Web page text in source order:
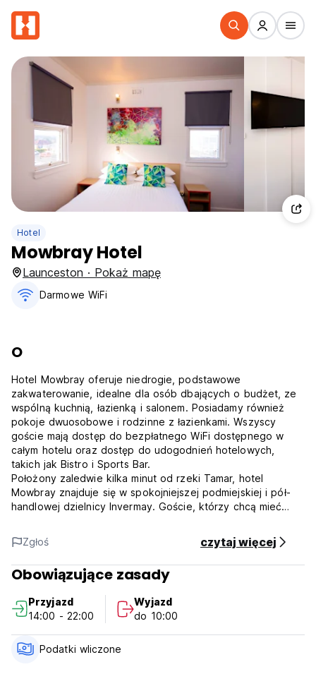
Hotel
Mowbray Hotel
Launceston · Pokaż mapę
Darmowe WiFi
O
Hotel Mowbray oferuje niedrogie, podstawowe
zakwaterowanie, idealne dla osób dbających o budżet, ze
wspólną kuchnią, łazienką i salonem. Posiadamy również
pokoje dwuosobowe i rodzinne z łazienkami. Wszyscy
goście mają dostęp do bezpłatnego WiFi dostępnego w
całym hotelu oraz dostęp do udogodnień hotelowych,
takich jak Bistro i Sports Bar.
Położony zaledwie kilka minut od rzeki Tamar, hotel
Mowbray znajduje się w spokojniejszej podmiejskiej i pół-
handlowej dzielnicy Invermay. Goście, którzy chcą mieć
Launceston, muszą pokonać zaledwie 8 minut jazdy
samochodem lub autobusem. Lokalne atrakcje w pobliżu
hotelu Mowbray obejmują University of Tasmania (3 min),
Heritage Forest (3 min), Mowbray Racecourse (4 min),
min).
Goście muszą mieć ukończone 18 lat lub towarzyszyć im
musi osoba dorosła. Podczas zameldowania należy okazać
ważny dokument tożsamości ze zdjęciem. W momencie
Zgłoś czytaj więcej
Obowiązujące zasady
Przyjazd
14:00 - 22:00
Wyjazd
do 10:00
Podatki wliczone